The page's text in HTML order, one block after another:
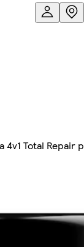
Total